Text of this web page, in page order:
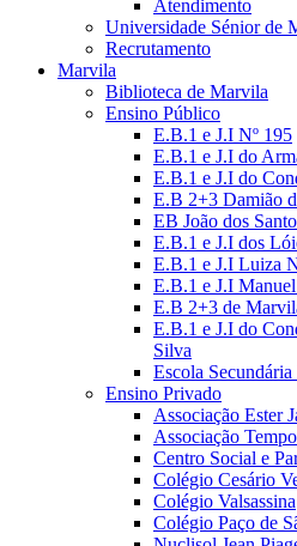
Atendimento
Universidade Sénior de
Recrutamento
Marvila
Biblioteca de Marvila
Ensino Público
E.B.1 e J.I Nº 195
E.B.1 e J.I do
E.B.1 e J.I do
E.B 2+3 Damião
EB João dos
E.B.1 e J.I dos
E.B.1 e J.I Luiza
E.B.1 e J.I
E.B 2+3 de
E.B.1 e J.I do
Silva
Escola
Ensino Privado
Associação Ester
Associação
Centro Social e
Colégio Cesário
Colégio Valsassina
Colégio Paço de